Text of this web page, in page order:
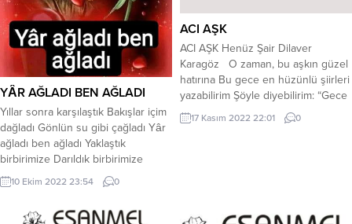
YÂR AĞLADI BEN AĞLADI
Yıllar sonra karşılaştık Bakışlar içim
dağladı Gönlün su gibi çağladı Yâr
ağladı ben ağladı Yaklaştık
birbirimize Darıldık birbirimize
Sarıldık birbirimize Yâr ağladı ben
ağladı Gönle ekilen biderdik Sarılıp
10 Ekim 2022 23:54 0
ACI AŞK
ACI AŞK Henüz Şair Dilaver
Karagöz O zaman, bu aşkın güzel
hatırına Bu gece en hüzünlü şiirleri
yazabilirim Şöyle diyebilirim: “Gece
yıldızları gibiydi o eski günler
Gündüze doğan güneş bizim di
17 Kasım 2022 22:01 0